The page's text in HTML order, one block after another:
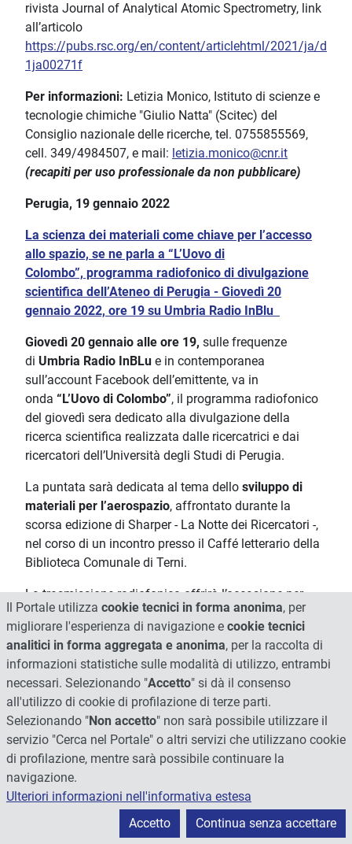
rivista Journal of Analytical Atomic Spectrometry, link
all’articolo
https://pubs.rsc.org/en/content/articlehtml/2021/ja/d
1ja00271f
Per informazioni: Letizia Monico, Istituto di scienze e
tecnologie chimiche "Giulio Natta" (Scitec) del
Consiglio nazionale delle ricerche, tel. 0755855569,
cell. 349/4984507, e mail: letizia.monico@cnr.it
(recapiti per uso professionale da non pubblicare)
Perugia, 19 gennaio 2022
La scienza dei materiali come chiave per l’accesso
allo spazio, se ne parla a “L’Uovo di
Colombo”, programma radiofonico di divulgazione
scientifica dell’Ateneo di Perugia - Giovedì 20
gennaio 2022, ore 19 su Umbria Radio InBlu
Giovedì 20 gennaio alle ore 19, sulle frequenze
di Umbria Radio InBLu e in contemporanea
sull’account Facebook dell’emittente, va in
onda “L’Uovo di Colombo”, il programma radiofonico
del giovedì sera dedicato alla divulgazione della
ricerca scientifica realizzata dalle ricercatrici e dai
ricercatori dell’Università degli Studi di Perugia.
La puntata sarà dedicata al tema dello sviluppo di
materiali per l’aerospazio, affrontato durante la
scorsa edizione di Sharper - La Notte dei Ricercatori -,
nel corso di un incontro presso il Caffé letterario della
Biblioteca Comunale di Terni.
La trasmissione radiofonica offrirà l’occasione per
conoscere le attività del gruppoScienza e tecnologia
dei materiali(STM) del Dipartimento di Ingegneria
Civile e Ambientale (DICA) presso il Polo Scientifico e
Didattico di Terni, un laboratorio all’avanguardia dove,
fra le numerose attività, si sviluppano e testano i
materiali in grado di resistere alle altissime
temperature di un propulsore per lanciatori a razzo.
Ospite in studio il Dott.Maurizio Natali,mentre in
collegamento da Terni ci saranno il Prof.
coordinatore del gruppo Scienza e tecnologia dei
materiali (STM) e il Dott.
Marco Rallini
Il Portale utilizza cookie tecnici in forma anonima, per
migliorare l'esperienza di navigazione e cookie tecnici
analitici in forma aggregata e anonima, per la raccolta di
informazioni statistiche sulle modalità di utilizzo, entrambi
necessari. Selezionando "Accetto" si dà il consenso
all'utilizzo di cookie di profilazione di terze parti.
Selezionando "Non accetto" non sarà possibile utilizzare il
servizio "Cerca nel Portale" o altri servizi che utilizzano cookie
di profilazione, mentre sarà possibile continuare la
navigazione.
Ulteriori informazioni nell'informativa estesa
Accetto
Continua senza accettare